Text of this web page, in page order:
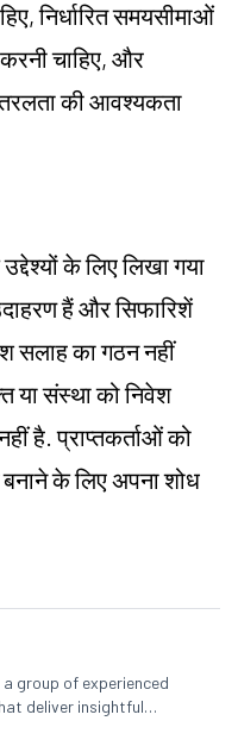
निर्धारित समयसीमाओं
चाहिए, और
की आवश्यकता
के लिए लिखा गया
हैं और सिफारिशें
सलाह का गठन नहीं
या संस्था को निवेश
है. प्राप्तकर्ताओं को
बनाने के लिए अपना शोध
a group of experienced
deliver insightful
market, IPO, economy,